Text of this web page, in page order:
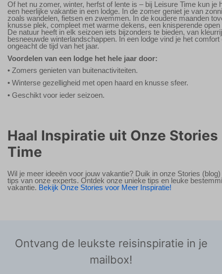
Of het nu zomer, winter, herfst of lente is – bij Leisure Time kun je
een heerlijke vakantie in een lodge. In de zomer geniet je van
zoals wandelen, fietsen en zwemmen. In de koudere maanden
knusse plek, compleet met warme dekens, een knisperende
De natuur heeft in elk seizoen iets bijzonders te bieden, van
besneeuwde winterlandschappen. In een lodge vind je het
ongeacht de tijd van het jaar.
Voordelen van een lodge het hele jaar door:
• Zomers genieten van buitenactiviteiten.
• Winterse gezelligheid met open haard en knusse sfeer.
• Geschikt voor ieder seizoen.
Haal Inspiratie uit Onze
Time
Wil je meer ideeën voor jouw vakantie? Duik in onze Stories
tips van onze experts. Ontdek onze unieke tips en leuke
vakantie. Bekijk Onze Stories voor Meer Inspiratie!
Ontvang de leukste reisinspiratie in je
mailbox!